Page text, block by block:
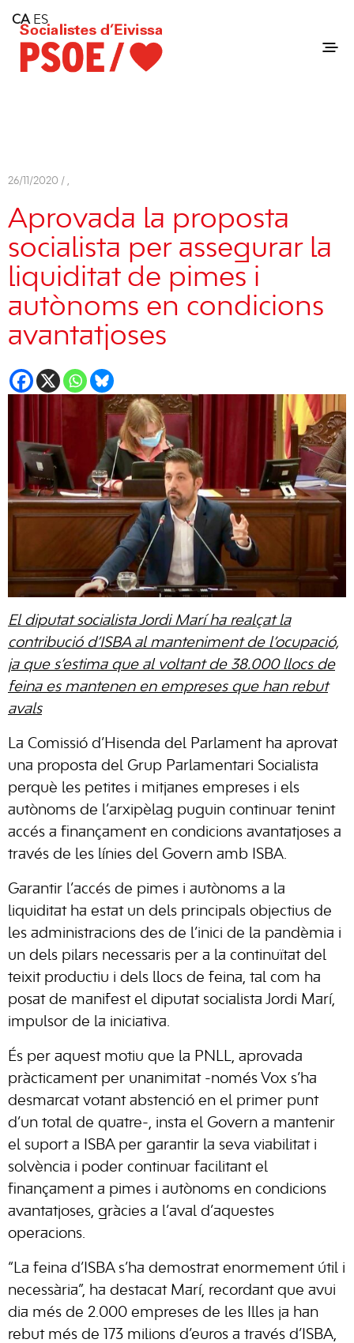
Consell Insular d'Eivissa
Services
Contact
26/11/2020 / ,
Aprovada la proposta
socialista per assegurar la
liquiditat de pimes i
autònoms en condicions
avantatjoses
El diputat socialista Jordi Marí ha realçat la
contribució d’ISBA al manteniment de l’ocupació,
ja que s’estima que al voltant de 38.000 llocs de
feina es mantenen en empreses que han rebut
avals
La Comissió d’Hisenda del Parlament ha aprovat
una proposta del Grup Parlamentari Socialista
perquè les petites i mitjanes empreses i els
autònoms de l’arxipèlag puguin continuar tenint
accés a finançament en condicions avantatjoses a
través de les línies del Govern amb ISBA.
Garantir l’accés de pimes i autònoms a la
liquiditat ha estat un dels principals objectius de
les administracions des de l’inici de la pandèmia i
un dels pilars necessaris per a la continuïtat del
teixit productiu i dels llocs de feina, tal com ha
posat de manifest el diputat socialista Jordi Marí,
impulsor de la iniciativa.
És per aquest motiu que la PNLL, aprovada
pràcticament per unanimitat -només Vox s’ha
desmarcat votant abstenció en el primer punt
d’un total de quatre-, insta el Govern a mantenir
el suport a ISBA per garantir la seva viabilitat i
solvència i poder continuar facilitant el
finançament a pimes i autònoms en condicions
avantatjoses, gràcies a l’aval d’aquestes
operacions.
“La feina d’ISBA s’ha demostrat enormement útil i
necessària”, ha destacat Marí, recordant que avui
dia més de 2.000 empreses de les Illes ja han
rebut més de 173 milions d’euros a través d’ISBA,
CA ES